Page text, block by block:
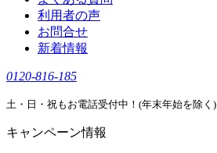
利用者の声
お問合せ
新着情報
0120-816-185
土・日・祝もお電話受付中！(年末年始を除く)
キャンペーン情報